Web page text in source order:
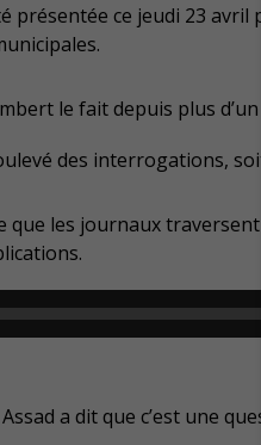
présentée ce jeudi 23
le fait depuis plus
des interrogations,
que les journaux
a dit que c’est une